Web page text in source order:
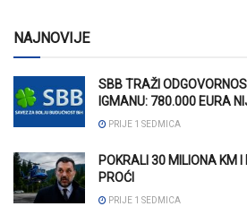
NAJNOVIJE
SBB TRAŽI
IGMANU: 780.000 EURA
PRIJE 1 SEDMICA
POKRALI 30 MILIONA KM
PROĆI
PRIJE 1 SEDMICA